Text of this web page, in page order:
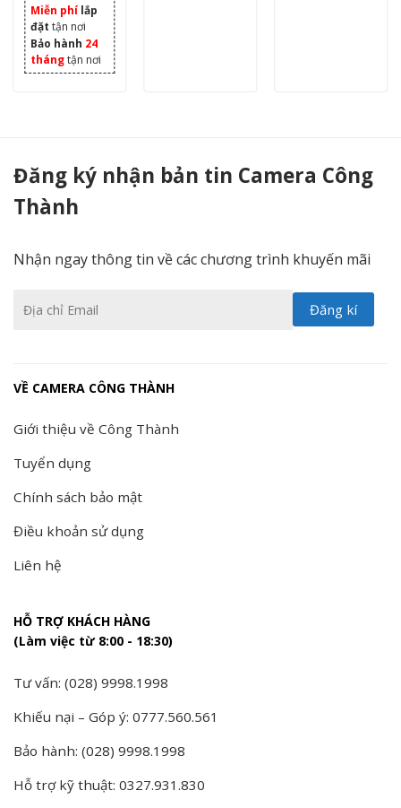
Miễn phí lắp
đặt tận nơi
Bảo hành 24
thángtận nơi
Đăng ký nhận bản tin Camera Công
Thành
Nhận ngay thông tin về các chương trình khuyến mãi
VỀ CAMERA CÔNG THÀNH
Giới thiệu về Công Thành
Tuyển dụng
Chính sách bảo mật
Điều khoản sử dụng
Liên hệ
HỖ TRỢ KHÁCH HÀNG
(Làm việc từ 8:00 - 18:30)
Tư vấn: (028) 9998.1998
Khiếu nại – Góp ý: 0777.560.561
Bảo hành: (028) 9998.1998
Hỗ trợ kỹ thuật: 0327.931.830